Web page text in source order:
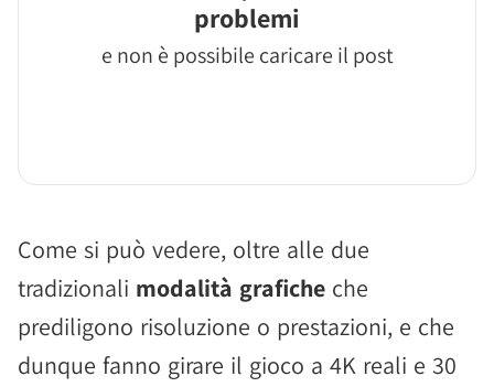
problemi
e non è possibile caricare il post
Come si può vedere, oltre alle due
tradizionali modalità grafiche che
prediligono risoluzione o prestazioni, e che
dunque fanno girare il gioco a 4K reali e 30